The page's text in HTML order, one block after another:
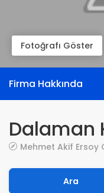
Fotoğrafı Göster
Firma Hakkında
Dalaman
Mehmet Akif
Ara